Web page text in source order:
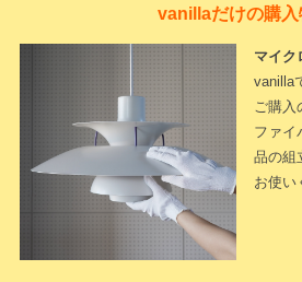
下記に測定した長さなどを入力いただくと
vanillaだけの購入
マイク
vanilla
ご購入
ファイ
品の組
お使い